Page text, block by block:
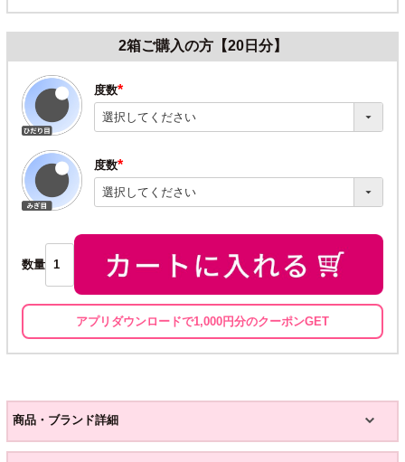
2箱ご購入の方【20日分】
度数
(必
須)
度数
(必
須)
数量
アプリダウンロードで1,000円分のクーポンGET
商品・ブランド詳細